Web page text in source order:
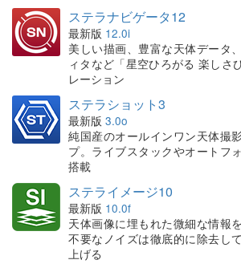
ステラナビゲータ12
最新版 12.0i
美しい描画、豊富な天体データ
ィタなど「星空ひろがる 楽しさ
レーション
ステラショット3
最新版 3.0o
純国産のオールインワン天体撮
プ。ライブスタックやオートフ
搭載
ステライメージ10
最新版 10.0f
天体画像に埋もれた微細な情報
不要なノイズは徹底的に除去し
上げる